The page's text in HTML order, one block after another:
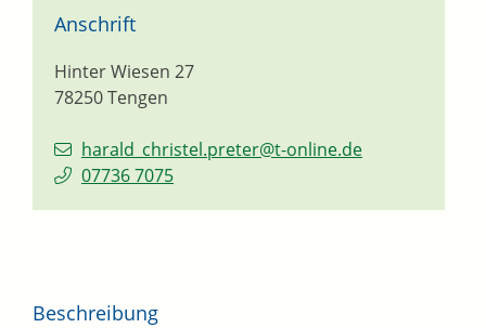
Anschrift
Hinter Wiesen 27
78250Tengen
harald_christel.preter@t-online.de
07736 7075
Beschreibung